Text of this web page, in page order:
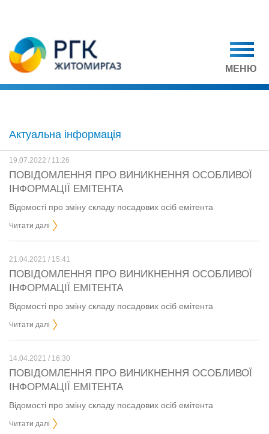
МЕНЮ
Актуальна інформація
19.07.2022 / 11:26
ПОВІДОМЛЕННЯ ПРО ВИНИКНЕННЯ ОСОБЛИВОЇ
ІНФОРМАЦІЇ ЕМІТЕНТА
Відомості про зміну складу посадових осіб емітента
Читати далі
21.04.2021 / 15:41
ПОВІДОМЛЕННЯ ПРО ВИНИКНЕННЯ ОСОБЛИВОЇ
ІНФОРМАЦІЇ ЕМІТЕНТА
Відомості про зміну складу посадових осіб емітента
Читати далі
14.04.2021 / 16:30
ПОВІДОМЛЕННЯ ПРО ВИНИКНЕННЯ ОСОБЛИВОЇ
ІНФОРМАЦІЇ ЕМІТЕНТА
Відомості про зміну складу посадових осіб емітента
Читати далі